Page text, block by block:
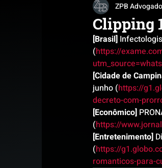
Reconhecimento
Clipping
ZPB
[Brasil]
(https://
[Cidade de
junho (https://
decreto-com-
[Econômico]
(https://
[Entretenimento]
(https://
romanticos-para-